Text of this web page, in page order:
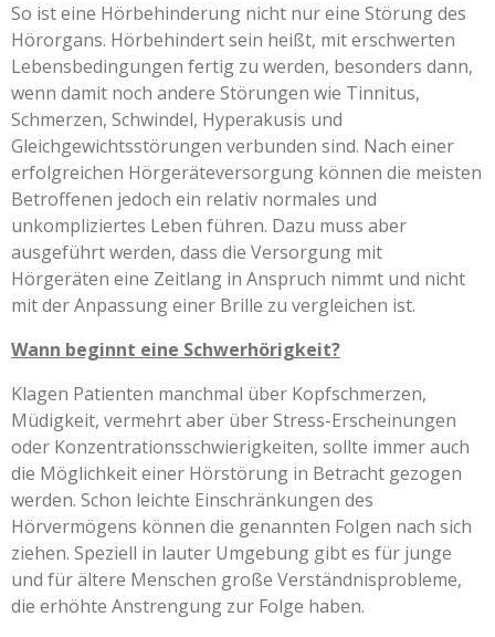
So ist eine Hörbehinderung nicht nur eine Störung des
Hörorgans. Hörbehindert sein heißt, mit erschwerten
Lebensbedingungen fertig zu werden, besonders dann,
wenn damit noch andere Störungen wie Tinnitus,
Schmerzen, Schwindel, Hyperakusis und
Gleichgewichtsstörungen verbunden sind. Nach einer
erfolgreichen Hörgeräteversorgung können die meisten
Betroffenen jedoch ein relativ normales und
unkompliziertes Leben führen. Dazu muss aber
ausgeführt werden, dass die Versorgung mit
Hörgeräten eine Zeitlang in Anspruch nimmt und nicht
mit der Anpassung einer Brille zu vergleichen ist.
Wann beginnt eine Schwerhörigkeit?
Klagen Patienten manchmal über Kopfschmerzen,
Müdigkeit, vermehrt aber über Stress-Erscheinungen
oder Konzentrationsschwierigkeiten, sollte immer auch
die Möglichkeit einer Hörstörung in Betracht gezogen
werden. Schon leichte Einschränkungen des
Hörvermögens können die genannten Folgen nach sich
ziehen. Speziell in lauter Umgebung gibt es für junge
und für ältere Menschen große Verständnisprobleme,
die erhöhte Anstrengung zur Folge haben.